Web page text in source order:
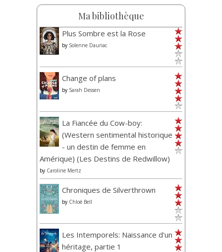
Ma bibliothèque
Plus Sombre est la Rose
by Solenne Dauriac
Change of plans
by Sarah Dessen
La Fiancée du Cow-boy:
(Western sentimental historique
- un destin de femme en
Amérique) (Les Destins de Redwillow)
by Caroline Mertz
Chroniques de Silverthrown
by Chloé Bell
Les Intemporels: Naissance d'un
héritage, partie 1